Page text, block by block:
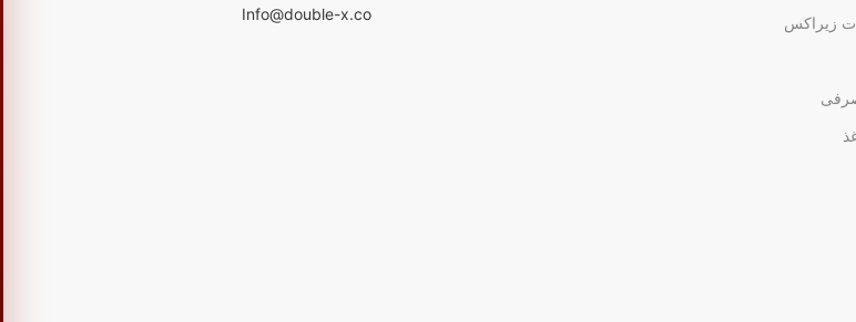
زیراکس
Info@double-x.co